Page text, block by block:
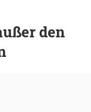
den